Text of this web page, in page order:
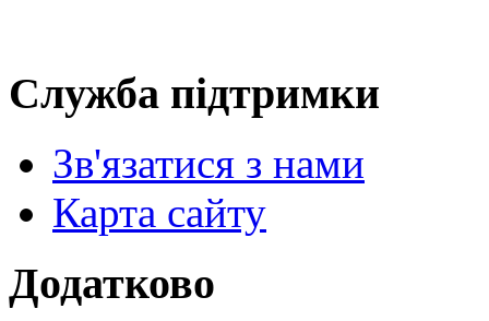
Служба підтримки
Зв'язатися з нами
Карта сайту
Додатково